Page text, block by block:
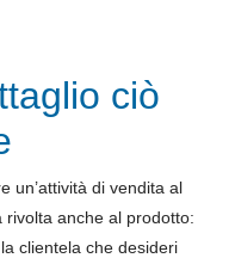
ciò
un’attività di vendita al
anche al prodotto:
clientela che desideri